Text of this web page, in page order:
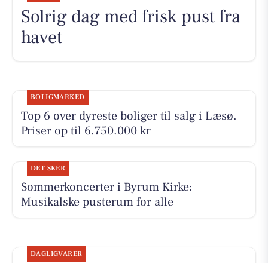
Solrig dag med frisk pust fra
havet
BOLIGMARKED
Top 6 over dyreste boliger til salg i Læsø.
Priser op til 6.750.000 kr
DET SKER
Sommerkoncerter i Byrum Kirke:
Musikalske pusterum for alle
DAGLIGVARER